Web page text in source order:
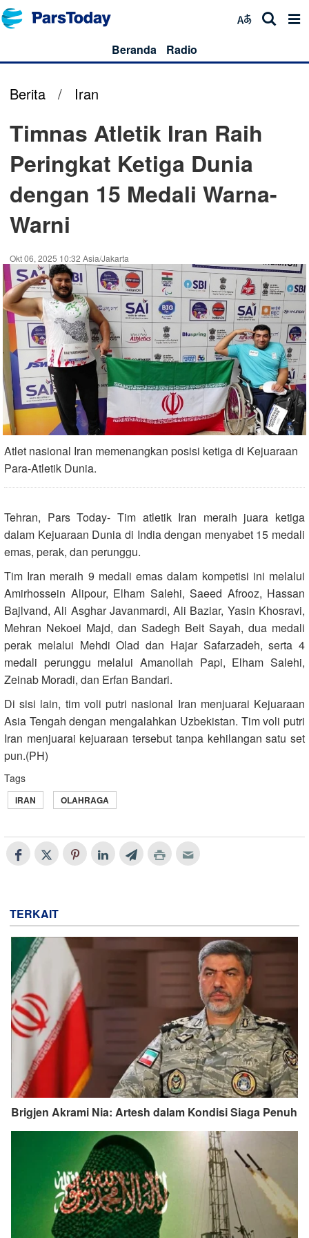
Beranda Radio
Berita / Iran
Timnas Atletik Iran Raih
Peringkat Ketiga Dunia
dengan 15 Medali Warna-
Warni
Okt 06, 2025 10:32 Asia/Jakarta
Atlet nasional Iran memenangkan posisi ketiga di Kejuaraan
Para-Atletik Dunia.
Tehran, Pars Today- Tim atletik Iran meraih juara ketiga
dalam Kejuaraan Dunia di India dengan menyabet 15 medali
emas, perak, dan perunggu.
Tim Iran meraih 9 medali emas dalam kompetisi ini melalui
Amirhossein Alipour, Elham Salehi, Saeed Afrooz, Hassan
Bajlvand, Ali Asghar Javanmardi, Ali Baziar, Yasin Khosravi,
Mehran Nekoei Majd, dan Sadegh Beit Sayah, dua medali
perak melalui Mehdi Olad dan Hajar Safarzadeh, serta 4
medali perunggu melalui Amanollah Papi, Elham Salehi,
Zeinab Moradi, dan Erfan Bandari.
Di sisi lain, tim voli putri nasional Iran menjuarai Kejuaraan
Asia Tengah dengan mengalahkan Uzbekistan. Tim voli putri
Iran menjuarai kejuaraan tersebut tanpa kehilangan satu set
pun.(PH)
Tags
IRAN OLAHRAGA
TERKAIT
Brigjen Akrami Nia: Artesh dalam Kondisi Siaga Penuh